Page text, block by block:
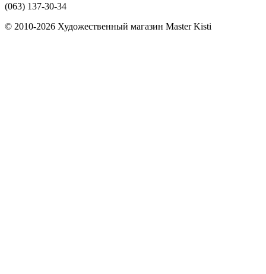
(063) 137-30-34
© 2010-2026 Художественный магазин Master Kisti